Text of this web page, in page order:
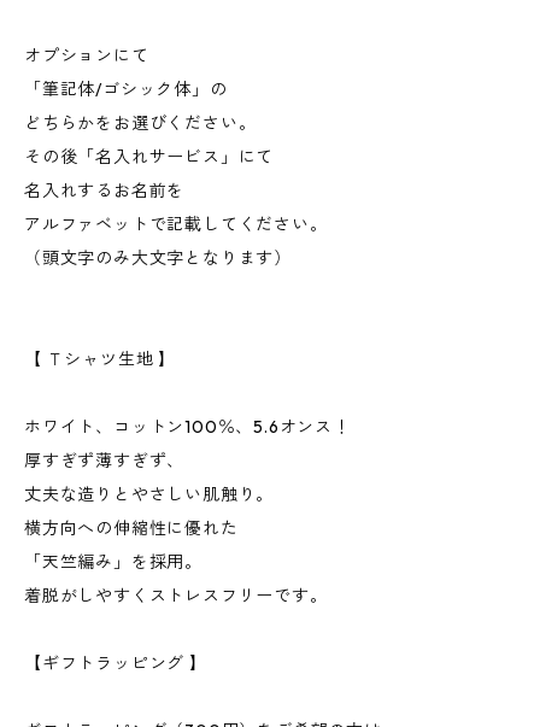
オプションにて
「筆記体/ゴシック体」の
どちらかをお選びください。
その後「名入れサービス」にて
名入れするお名前を
アルファベットで記載してください。
（頭文字のみ大文字となります）
【 Ｔシャツ生地 】
ホワイト、コットン100％、5.6オンス！
厚すぎず薄すぎず、
丈夫な造りとやさしい肌触り。
横方向への伸縮性に優れた
「天竺編み」を採用。
着脱がしやすくストレスフリーです。
【ギフトラッピング 】